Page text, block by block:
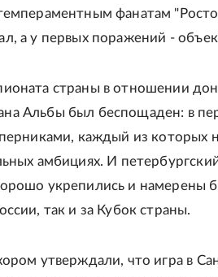
фанатам
а у первых поражений -
страны в отношении
Альбы был беспощаден: в
каждый из которых
амбициях. И
укрепились и намерены
так и за Кубок страны.
утверждали, что игра в